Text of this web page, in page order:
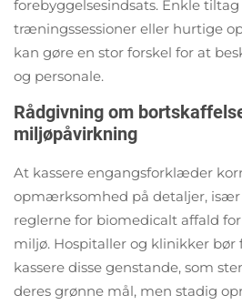
forebyggelsesindsats. Enkle
træningssessioner eller hurtige
kan gøre en stor forskel for at
og personale.
Rådgivning om
miljøpåvirkning
At kassere engangsforklæder
opmærksomhed på detaljer,
reglerne for biomedicalt affald
miljø. Hospitaller og klinikker
kassere disse genstande, som
deres grønne mål, men stadig